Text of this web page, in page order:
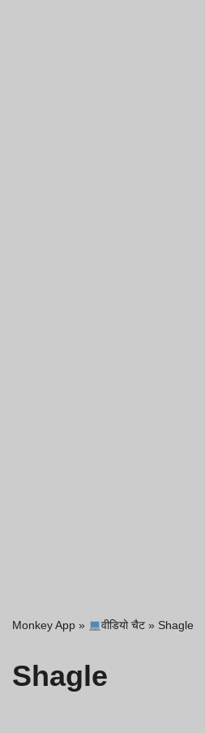
Monkey App » वीडियो चैट» Shagle
Shagle